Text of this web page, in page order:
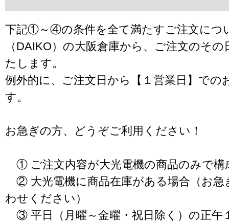
下記①～④の条件を全て満たすご注文につ
（DAIKO）の大阪倉庫から、ご注文のそ
たします。
例外的に、ご注文日から【１営業日】での
す。
お急ぎの方、どうぞご利用ください！
① ご注文内容が大光電機の商品のみで構
② 大光電機に商品在庫がある場合（お急
わせください）
③ 平日（月曜～金曜・祝日除く）の正午